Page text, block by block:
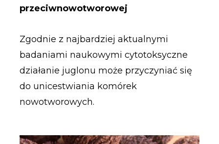
przeciwnowotworowej
Zgodnie z najbardziej aktualnymi
badaniami naukowymi cytotoksyczne
działanie juglonu może przyczyniać się
do unicestwiania komórek
nowotworowych.